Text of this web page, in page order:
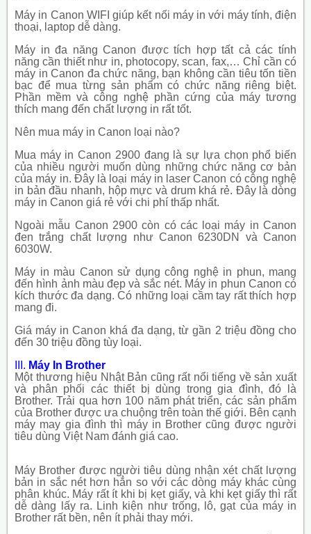
Máy in Canon WIFI giúp kết nối máy in với máy tính, điện
thoại, laptop dễ dàng.
Máy in đa năng Canon được tích hợp tất cả các tính
năng cần thiết như in, photocopy, scan, fax,… Chỉ cần có
máy in Canon đa chức năng, bạn không cần tiêu tốn tiền
bạc để mua từng sản phẩm có chức năng riêng biệt.
Phần mềm và công nghệ phần cứng của máy tương
thích mang đến chất lượng in rất tốt.
Nên mua máy in Canon loại nào?
Mua máy in Canon 2900 đang là sự lựa chọn phổ biến
của nhiều người muốn dùng những chức năng cơ bản
của máy in. Đây là loại máy in laser Canon có công nghệ
in bản đầu nhanh, hộp mực và drum khá rẻ. Đây là dòng
máy in Canon giá rẻ với chi phí thấp nhất.
Ngoài mẫu Canon 2900 còn có các loại máy in Canon
đen trắng chất lượng như Canon 6230DN và Canon
6030W.
Máy in màu Canon sử dụng công nghệ in phun, mang
đến hình ảnh màu đẹp và sắc nét. Máy in phun Canon có
kích thước đa dạng. Có những loại cầm tay rất thích hợp
mang đi.
Giá máy in Canon khá đa dạng, từ gần 2 triệu đồng cho
đến 30 triệu đồng tùy loại.
III. Máy In Brother
Một thương hiệu Nhật Bản cũng rất nổi tiếng về sản xuất
và phân phối các thiết bị dùng trong gia đình, đó là
Brother. Trải qua hơn 100 năm phát triển, các sản phẩm
của Brother được ưa chuộng trên toàn thế giới. Bên cạnh
máy may gia đình thì máy in Brother cũng được người
tiêu dùng Việt Nam đánh giá cao.
Máy Brother được người tiêu dùng nhận xét chất lượng
bản in sắc nét hơn hẳn so với các dòng máy khác cùng
phân khúc. Máy rất ít khi bị kẹt giấy, và khi kẹt giấy thì rất
dễ dàng lấy ra. Linh kiện như trống, lô, gạt của máy in
Brother rất bền, nên ít phải thay mới.